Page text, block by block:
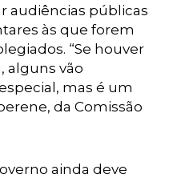
audiências públicas
às que forem
“Se houver
alguns vão
mas é um
da Comissão
ainda deve